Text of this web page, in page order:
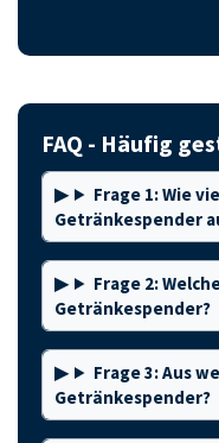
FAQ - Häufig
Frage 1: Wie
Getränkespender
Frage 2:
Getränkespender?
Frage 3: Aus
Getränkespender?